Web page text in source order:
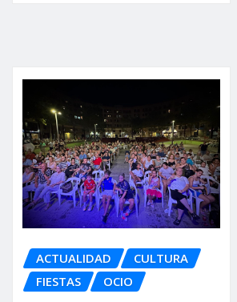
ACTUALIDAD
CULTURA
FIESTAS
OCIO